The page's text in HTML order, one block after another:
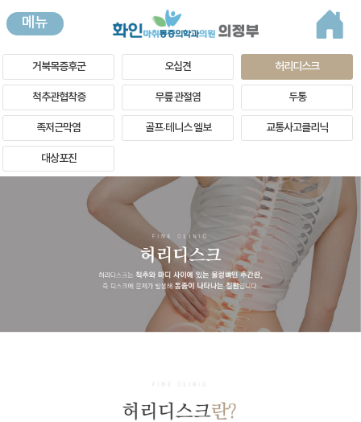
메뉴
거북목증후군 오십견 허리디스크
척추관협착증 무릎 관절염 두통
족저근막염 골프·테니스 엘보 교통사고클리닉
대상포진